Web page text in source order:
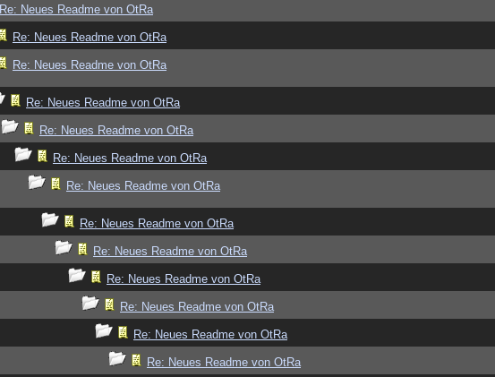
Re: Neues Readme von OtRa
Re: Neues Readme von OtRa
Re: Neues Readme von OtRa
Re: Neues Readme von OtRa
Re: Neues Readme von OtRa
Re: Neues Readme von OtRa
Re: Neues Readme von OtRa
Re: Neues Readme von OtRa
Re: Neues Readme von OtRa
Re: Neues Readme von OtRa
Re: Neues Readme von OtRa
Re: Neues Readme von OtRa
Re: Neues Readme von OtRa